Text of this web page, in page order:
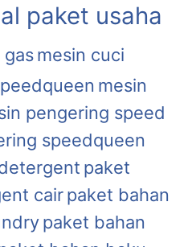
paket usaha
gasmesin cuci
mesin
pengering speed
speedqueen
paket
cairpaket bahan
paket bahan